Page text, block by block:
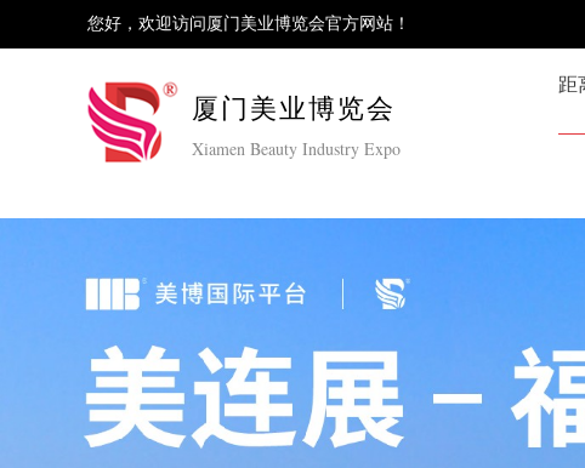
您好，欢迎访问厦门美业博览会官方网站！
厦门美业博览会
Xiamen Beauty Industry Expo